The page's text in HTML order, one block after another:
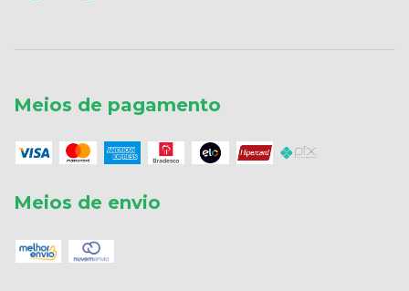
Meios de pagamento
Meios de envio